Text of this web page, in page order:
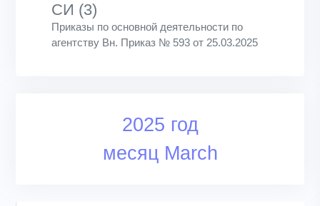
СИ (3)
Приказы по основной деятельности по
агентству Вн. Приказ № 593 от 25.03.2025
2025 год
месяц March